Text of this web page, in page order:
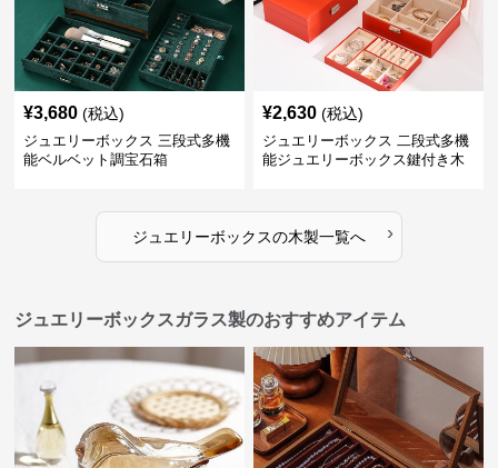
¥3,680 (税込)
ジュエリーボックス 三段式多機
能ベルベット調宝石箱
¥2,630 (税込)
ジュエリーボックス 二段式多機
能ジュエリーボックス鍵付き木
ジュエリーボックスの木製一覧へ ›
ジュエリーボックスガラス製のおすすめアイテム